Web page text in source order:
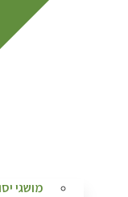
מושגי יסוד